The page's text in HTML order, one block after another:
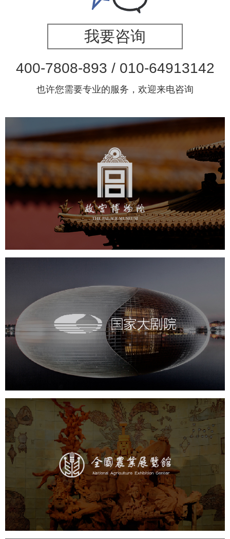
我要咨询
400-7808-893 / 010-64913142
也许您需要专业的服务，欢迎来电咨询
故宫博物院
文化艺术 博物馆 智慧博物馆
博物馆网站建设
景区网站建设
文创商城 万能专题 网站代运营
国家大剧院
文化艺术 剧院 智慧展馆 展馆网站建设
农业展览馆
文化艺术 展馆网站建设
博物馆展厅设计
数字博物馆建设
展厅空间设计
企业展厅设计
公司展厅设计
北京展厅设计 产品展厅设计